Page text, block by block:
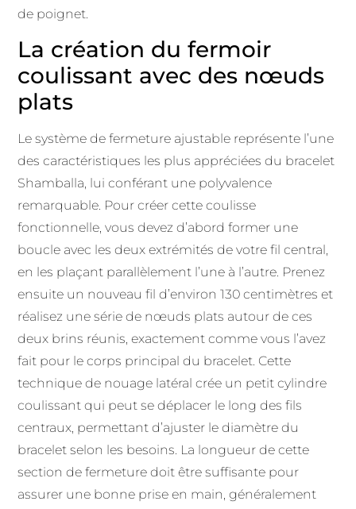
de poignet.
La création du fermoir
coulissant avec des nœuds
plats
Le système de fermeture ajustable représente l’une
des caractéristiques les plus appréciées du bracelet
Shamballa, lui conférant une polyvalence
remarquable. Pour créer cette coulisse
fonctionnelle, vous devez d’abord former une
boucle avec les deux extrémités de votre fil central,
en les plaçant parallèlement l’une à l’autre. Prenez
ensuite un nouveau fil d’environ 130 centimètres et
réalisez une série de nœuds plats autour de ces
deux brins réunis, exactement comme vous l’avez
fait pour le corps principal du bracelet. Cette
technique de nouage latéral crée un petit cylindre
coulissant qui peut se déplacer le long des fils
centraux, permettant d’ajuster le diamètre du
bracelet selon les besoins. La longueur de cette
section de fermeture doit être suffisante pour
assurer une bonne prise en main, généralement